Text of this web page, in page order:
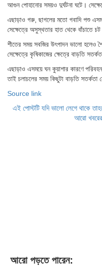
আগুন পোহানোর সময়ও দুর্ঘটনা ঘটে।
এছাড়াও গরু, ছাগলের মতো গবাদি পশু
সেক্ষেত্রে অসুস্থতার হাত থেকে বাঁচাতে চট
শীতের সময় সবজির উৎপাদন ভালো হলেও
সেক্ষেত্রে কৃষিকাজের ক্ষেত্রে বাড়তি
এছাড়াও এসময়ে ঘন কুয়াশার কারণে
তাই চলাচলের সময় কিছুটা বাড়তি সতর্কতা
Source link
এই পোস্টটি যদি ভালো লেগে থাকে
আরো খবরের
আরো পড়তে পারেন: